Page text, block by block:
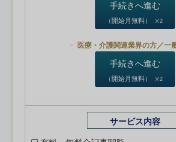
手続きへ進む
（開始月無料） ※2
医療・介護関連業界の方／一
手続きへ進む
（開始月無料） ※2
サービス内容